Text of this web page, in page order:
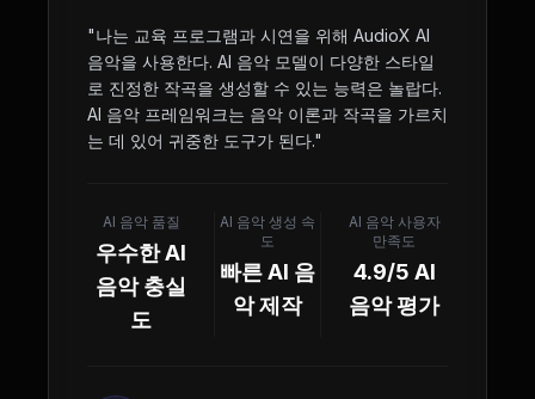
"나는 교육 프로그램과 시연을 위해 AudioX AI
음악을 사용한다. AI 음악 모델이 다양한 스타일
로 진정한 작곡을 생성할 수 있는 능력은 놀랍다.
AI 음악 프레임워크는 음악 이론과 작곡을 가르치
는 데 있어 귀중한 도구가 된다."
AI 음악 품질
우수한 AI
음악 충실
도
AI 음악 생성 속
도
빠른 AI 음
악 제작
AI 음악 사용자
만족도
4.9/5 AI
음악 평가